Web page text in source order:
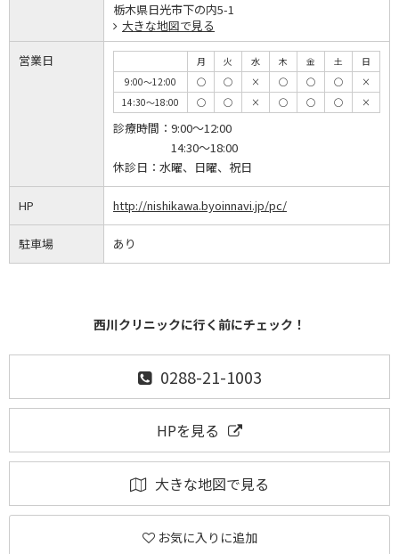
栃木県日光市下の内5-1
大きな地図で見る
営業日 月 火 水 木 金 土
日
9:00～12:00
◯ ◯ × ◯ ◯ ◯
×
14:30～18:00
◯ ◯ × ◯ ◯ ◯ ×
診療時間： 9:00～12:00
14:30～18:00
休診日： 水曜、日曜、祝日
HP http://nishikawa.byoinnavi.jp/pc/
駐車場 あり
西川クリニックに行く前にチェック！
0288-21-1003
HPを見る
大きな地図で見る
お気に入りに追加